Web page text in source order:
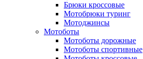
Брюки кроссовые
Мотобрюки туринг
Мотоджинсы
Мотоботы
Мотоботы дорожные
Мотоботы спортивные